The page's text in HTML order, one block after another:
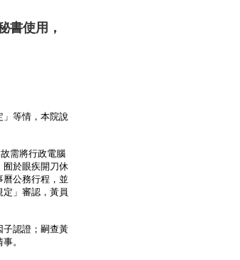
書使用，
等情， 本院說
需將行政電腦
囿於眼疾開刀休
公務行程， 並
」 審認，黃員
認證； 嗣查黃
。